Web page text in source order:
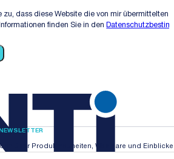
zu, dass diese Website die von mir übermittelten
finden Sie in den
über Produktneuheiten, Webinare und